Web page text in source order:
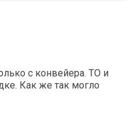
с конвейера. ТО и
Как же так могло